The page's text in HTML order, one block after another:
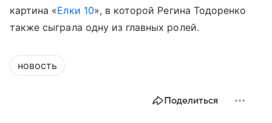
картина «Елки 10», в которой Регина Тодоренко
также сыграла одну из главных ролей.
новость
Поделиться